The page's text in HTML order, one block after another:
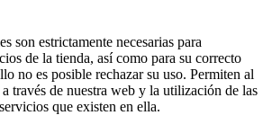
son estrictamente necesarias para
de la tienda, así como para su correcto
no es posible rechazar su uso. Permiten al
través de nuestra web y la utilización de las
que existen en ella.